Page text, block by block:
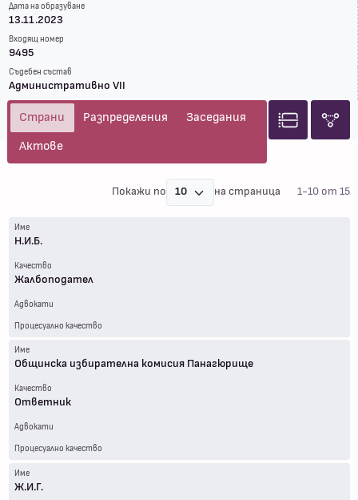
Дата на образуване
13.11.2023
Входящ номер
9495
Съдебен състав
Административно VII
Страни Разпределения Заседания
Актове
Покажи по на страница 1-10 от 15
Име
Н.И.Б.
Качество
Жалбоподател
Адвокати
Процесуално качество
Име
Общинска избирателна комисия Панагюрище
Качество
Ответник
Адвокати
Процесуално качество
Име
Ж.И.Г.